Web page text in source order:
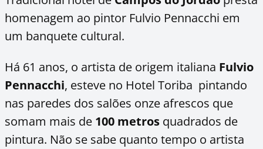
homenagem ao pintor Fulvio Pennacchi em
um banquete cultural.
Há 61 anos, o artista de origem italiana Fulvio
Pennacchi, esteve no Hotel Toriba pintando
nas paredes dos salões onze afrescos que
somam mais de 100 metros quadrados de
pintura. Não se sabe quanto tempo o artista